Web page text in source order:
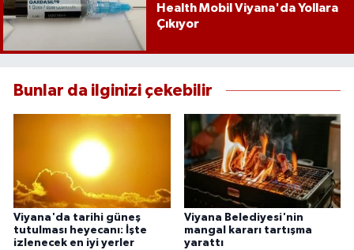
Health Mobil Viyana'da Yollara
Çıkıyor
Bunlar da ilginizi çekebilir
Viyana'da tarihi güneş
tutulması heyecanı: İşte
izlenecek en iyi yerler
Viyana Belediyesi'nin
mangal kararı tartışma
yarattı